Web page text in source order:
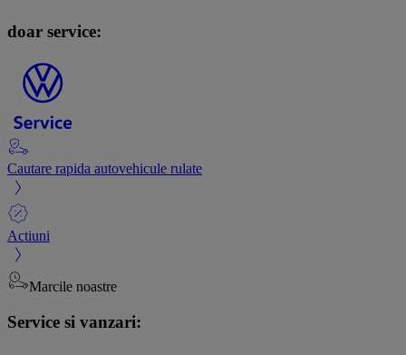
doar service:
Cautare rapida autovehicule rulate
Actiuni
Marcile noastre
Service si vanzari: